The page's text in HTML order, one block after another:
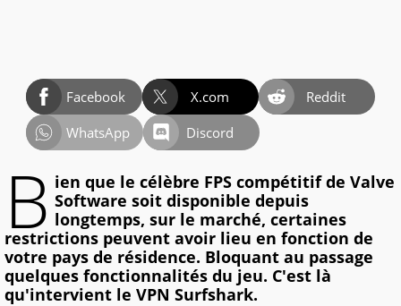
Facebook X.com
Reddit
WhatsApp
Discord
B ien que le célèbre FPS compétitif de Valve
Software soit disponible depuis
longtemps, sur le marché, certaines
restrictions peuvent avoir lieu en fonction de
votre pays de résidence. Bloquant au passage
quelques fonctionnalités du jeu. C'est là
qu'intervient le VPN Surfshark.